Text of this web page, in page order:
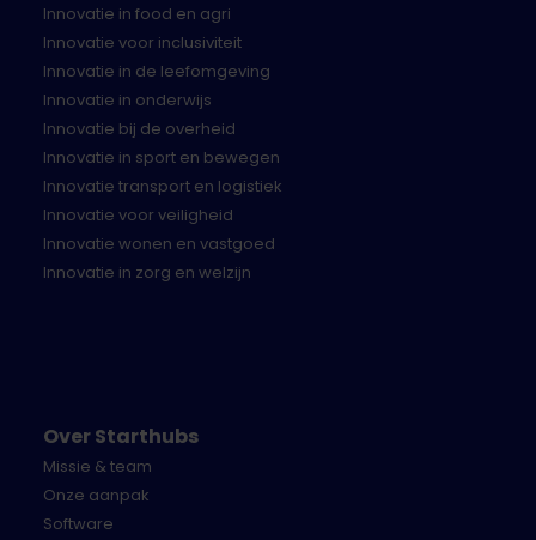
Innovatie in food en agri
Innovatie voor inclusiviteit
Innovatie in de leefomgeving
Innovatie in onderwijs
Innovatie bij de overheid
Innovatie in sport en bewegen
Innovatie transport en logistiek
Innovatie voor veiligheid
Innovatie wonen en vastgoed
Innovatie in zorg en welzijn
Over Starthubs
Missie & team
Onze aanpak
Software